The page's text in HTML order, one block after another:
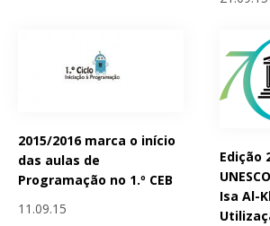
2015/2016 marca o início
das aulas de
Programação no 1.º CEB
11.09.15
Edição
Isa Al-